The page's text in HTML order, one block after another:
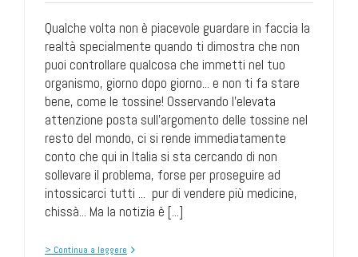
Qualche volta non è piacevole guardare in faccia la
realtà specialmente quando ti dimostra che non
puoi controllare qualcosa che immetti nel tuo
organismo, giorno dopo giorno... e non ti fa stare
bene, come le tossine! Osservando l'elevata
attenzione posta sull'argomento delle tossine nel
resto del mondo, ci si rende immediatamente
conto che qui in Italia si sta cercando di non
sollevare il problema, forse per proseguire ad
intossicarci tutti ... pur di vendere più medicine,
chissà... Ma la notizia è [...]
> Continua a leggere